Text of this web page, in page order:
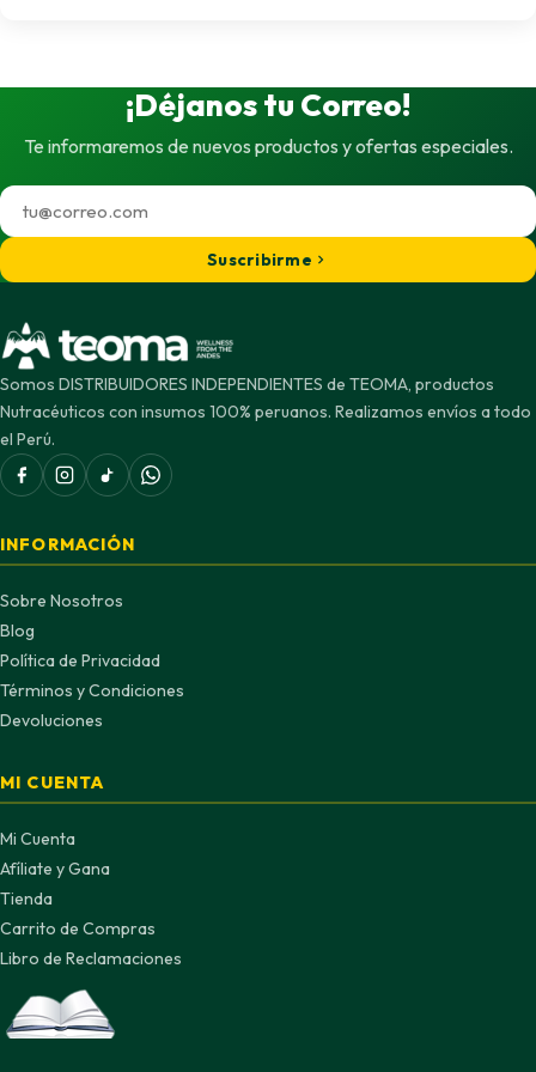
S/150.00.S/135.00.
¡Déjanos tu Correo!
Te informaremos de nuevos productos y ofertas especiales.
Suscribirme
Somos DISTRIBUIDORES INDEPENDIENTES de TEOMA, productos
Nutracéuticos con insumos 100% peruanos. Realizamos envíos a todo
el Perú.
INFORMACIÓN
Sobre Nosotros
Blog
Política de Privacidad
Términos y Condiciones
Devoluciones
MI CUENTA
Mi Cuenta
Afíliate y Gana
Tienda
Carrito de Compras
Libro de Reclamaciones